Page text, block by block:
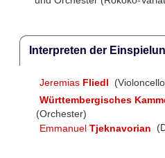
Interpreten der
Jeremias Fliedl
Württembergisches
(Orchester)
Emmanuel Tjeknavorian